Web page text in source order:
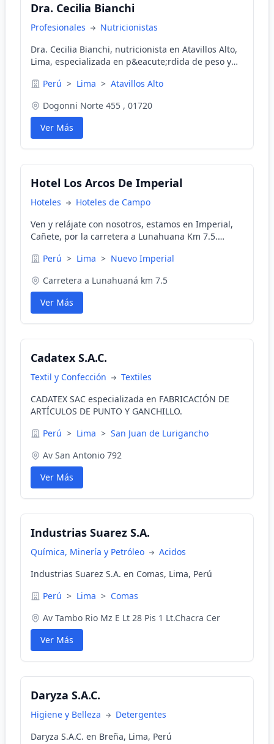
Dra. Cecilia Bianchi
Profesionales
Nutricionistas
Dra. Cecilia Bianchi, nutricionista en Atavillos Alto,
Lima, especializada en p&eacute;rdida de peso y
Perú > Lima > Atavillos Alto
Dogonni Norte 455 , 01720
Ver Más
Hotel Los Arcos De Imperial
Hoteles
Hoteles de Campo
Ven y relájate con nosotros, estamos en Imperial,
Cañete, por la carretera a Lunahuana Km 7.5.
días de relax, las habitaciones son cómodas y
desinfección y filtración.
Perú > Lima > Nuevo Imperial
Carretera a Lunahuaná km 7.5
Ver Más
Cadatex S.A.C.
Textil y Confección
Textiles
CADATEX SAC especializada en FABRICACIÓN DE
ARTÍCULOS DE PUNTO Y GANCHILLO.
Perú > Lima > San Juan de Lurigancho
Av San Antonio 792
Ver Más
Industrias Suarez S.A.
Química, Minería y Petróleo
Acidos
Industrias Suarez S.A. en Comas, Lima, Perú
Perú > Lima > Comas
Av Tambo Rio Mz E Lt 28 Pis 1 Lt.Chacra Cer
Ver Más
Daryza S.A.C.
Higiene y Belleza
Detergentes
Daryza S.A.C. en Breña, Lima, Perú